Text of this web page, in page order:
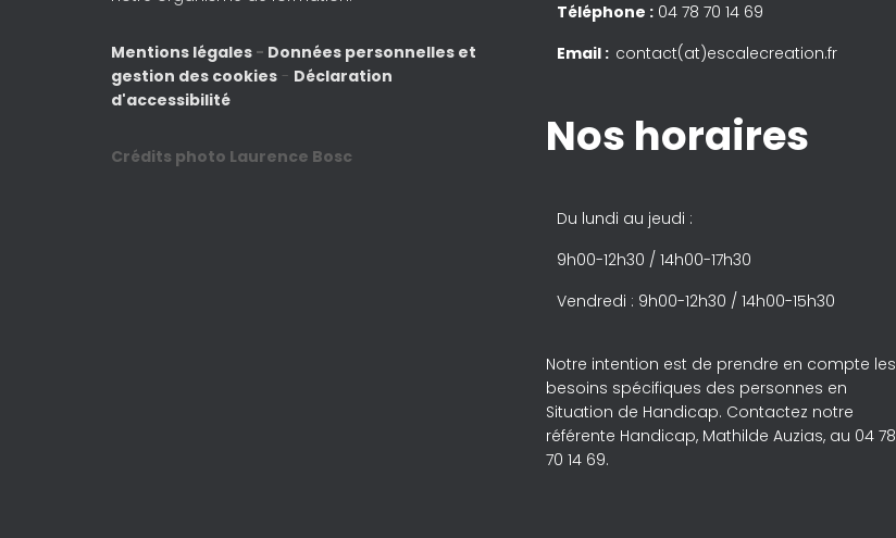
Mentions légales - Données personnelles et
gestion des cookies - Déclaration
d'accessibilité
Crédits photo Laurence Bosc
Téléphone : 04 78 70 14 69
Email : contact(at)escalecreation.fr
Nos horaires
Du lundi au jeudi :
9h00-12h30 / 14h00-17h30
Vendredi : 9h00-12h30 / 14h00-15h30
Notre intention est de prendre en compte les
besoins spécifiques des personnes en
Situation de Handicap. Contactez notre
référente Handicap, Mathilde Auzias, au 04 78
70 14 69.